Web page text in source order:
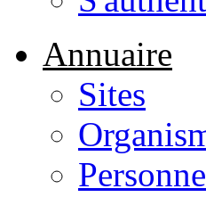
Annuaire
Sites